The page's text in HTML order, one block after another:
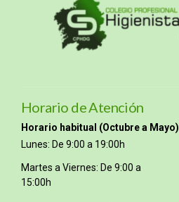
Horario de Atención
Horario habitual (Octubre a Mayo)
Lunes: De 9:00 a 19:00h
Martes a Viernes: De 9:00 a
15:00h